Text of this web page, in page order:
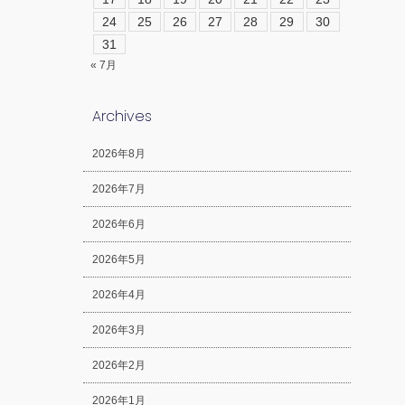
24
25 26 27 28 29
30
31
« 7月
Archives
2026年8月
2026年7月
2026年6月
2026年5月
2026年4月
2026年3月
2026年2月
2026年1月